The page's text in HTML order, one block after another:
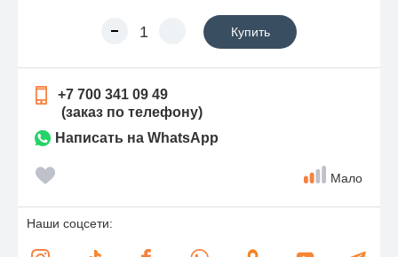
Купить
+7 700 341 09 49
(заказ по телефону)
Написать на WhatsApp
Мало
Наши соцсети: